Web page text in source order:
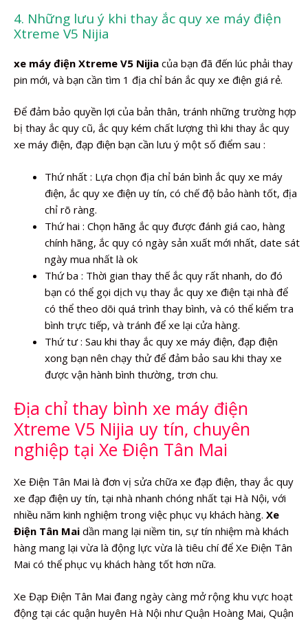
4. Những lưu ý khi thay ắc quy xe máy điện
Xtreme V5 Nijia
xe máy điện Xtreme V5 Nijia của bạn đã đến lúc phải thay
pin mới, và bạn cần tìm 1 địa chỉ bán ắc quy xe điện giá rẻ.
Để đảm bảo quyền lợi của bản thân, tránh những trường hợp
bị thay ắc quy cũ, ắc quy kém chất lượng thì khi thay ắc quy
xe máy điện, đạp điện bạn cần lưu ý một số điểm sau :
Thứ nhất : Lựa chọn địa chỉ bán bình ắc quy xe máy
điện, ắc quy xe điện uy tín, có chế độ bảo hành tốt, địa
chỉ rõ ràng.
Thứ hai : Chọn hãng ắc quy được đánh giá cao, hàng
chính hãng, ắc quy có ngày sản xuất mới nhất, date sát
ngày mua nhất là ok
Thứ ba : Thời gian thay thế ắc quy rất nhanh, do đó
bạn có thể gọi dịch vụ thay ắc quy xe điện tại nhà để
có thể theo dõi quá trình thay bình, và có thể kiểm tra
bình trực tiếp, và tránh để xe lại cửa hàng.
Thứ tư : Sau khi thay ắc quy xe máy điện, đạp điện
xong bạn nên chạy thử để đảm bảo sau khi thay xe
được vận hành bình thường, trơn chu.
Địa chỉ thay bình xe máy điện
Xtreme V5 Nijia uy tín, chuyên
nghiệp tại Xe Điện Tân Mai
Xe Điện Tân Mai là đơn vị sửa chữa xe đạp điện, thay ắc quy
xe đạp điện uy tín, tại nhà nhanh chóng nhất tại Hà Nội, với
nhiều năm kinh nghiệm trong việc phục vụ khách hàng. Xe
Điện Tân Mai dần mang lại niềm tin, sự tín nhiệm mà khách
hàng mang lại vừa là động lực vừa là tiêu chí để Xe Điện Tân
Mai có thể phục vụ khách hàng tốt hơn nữa.
Xe Đạp Điện Tân Mai đang ngày càng mở rộng khu vực hoạt
động tại các quận huyên Hà Nội như Quận Hoàng Mai, Quận